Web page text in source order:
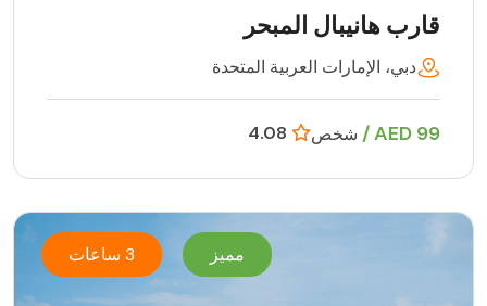
قارب هانيبال المبحر
دبي، الإمارات العربية المتحدة
99 AED / شخص
مميز 3 ساعات